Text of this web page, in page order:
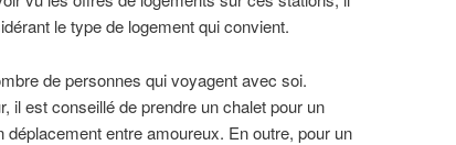
le type de logement qui convient.
de personnes qui voyagent avec soi.
il est conseillé de prendre un chalet pour un
entre amoureux. En outre, pour un